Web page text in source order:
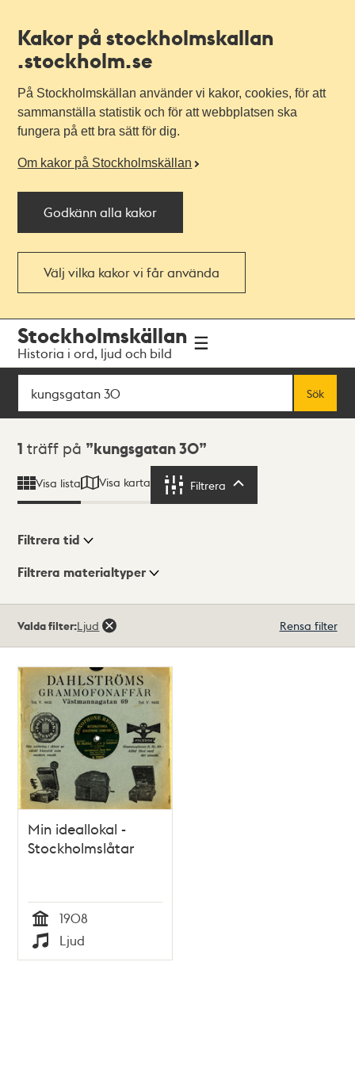
Kakor på stockholmskallan
.stockholm.se
På Stockholmskällan använder vi kakor, cookies, för att
sammanställa statistik och för att webbplatsen ska
fungera på ett bra sätt för dig.
Om kakor på Stockholmskällan
Godkänn alla kakor
Välj vilka kakor vi får använda
navigationen
huvudinnehållet
Stockholmskällan
Historia i ord, ljud och bild
Sök
Sök
Sökresultat
1 träff på kungsgatan 30
Visa lista Visa karta Filtrera
Visningsläge
Filtrera tid
Filtrera materialtyper
träffar
Valda filter:Ljud Rensa filter
Min ideallokal -
Stockholmslåtar
Tid
1908
Typ
Ljud